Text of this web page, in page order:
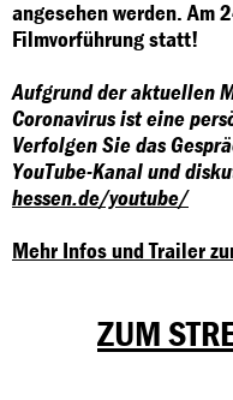
angesehen werden. Am
Filmvorführung statt!
Aufgrund der aktuellen
Coronavirus ist eine
Verfolgen Sie das
YouTube-Kanal und
hessen.de/youtube/
Mehr Infos und Trailer
ZUM